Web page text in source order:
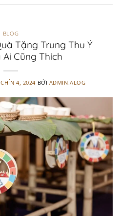
BLOG
Tặng Trung Thu Ý
Cũng Thích
4, 2024 BỞI ADMIN.ALOG